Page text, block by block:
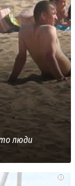
люди
i